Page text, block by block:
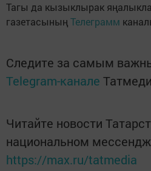
Тагы да кызыклырак
газетасыныңТелеграмм
Следите за самым
Telegram-канале
Читайте новости
национальном
https://max.ru/tatmedia